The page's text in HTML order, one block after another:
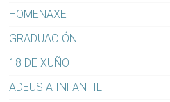
HOMENAXE
GRADUACIÓN
18 DE XUÑO
ADEUS A INFANTIL